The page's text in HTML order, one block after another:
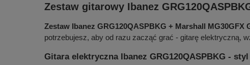
Zestaw gitarowy Ibanez
Zestaw Ibanez GRG120QASPBKG + Marshall MG30GFX
potrzebujesz, aby od razu zacząć grać - gitarę elektryczną,
Gitara elektryczna Ibanez GRG120QASPBKG -